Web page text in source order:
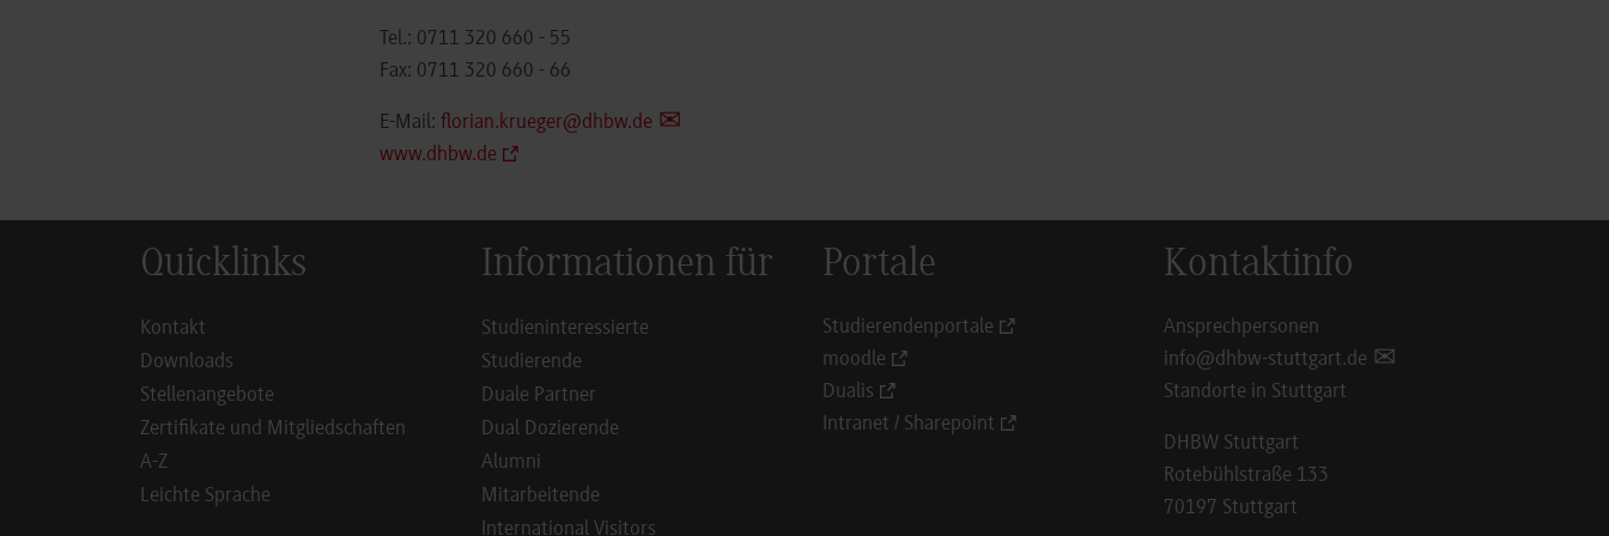
Tel.: 0711 320 660 - 55
Fax: 0711 320 660 - 66
E-Mail: florian.krueger@dhbw.de
www.dhbw.de
Quicklinks
Kontakt
Downloads
Stellenangebote
Zertifikate und Mitgliedschaften
A-Z
Leichte Sprache
Informationen für
Studieninteressierte
Studierende
Duale Partner
Dual Dozierende
Alumni
Mitarbeitende
International Visitors
Portale
Studierendenportale
moodle
Dualis
Intranet / Sharepoint
Kontaktinfo
Ansprechpersonen
info@dhbw-stuttgart.de
Standorte in Stuttgart
DHBW Stuttgart
Rotebühlstraße 133
70197 Stuttgart